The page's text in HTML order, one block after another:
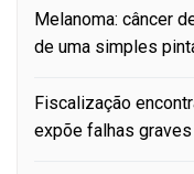
Melanoma: câncer
de uma simples
Fiscalização
expõe falhas